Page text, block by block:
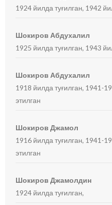
1924 йилда туғилган, 1942
Шокиров Абдухалил
1925 йилда туғилган, 1943
Шокиров Абдухалил
1918 йилда туғилган, 1941-
этилган
Шокиров Джамол
1916 йилда туғилган, 1941-
этилган
Шокиров Джамолдин
1924 йилда туғилган,